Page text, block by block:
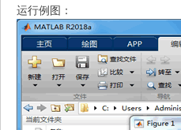
运行例图：